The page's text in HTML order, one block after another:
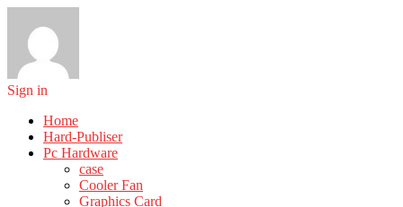
Sign in
Home
Hard-Publiser
Pc Hardware
case
Cooler Fan
Graphics Card